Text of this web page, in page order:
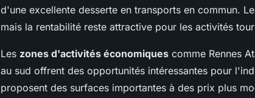
d'une excellente desserte en transports en commun.
mais la rentabilité reste attractive pour les activités
Les zones d'activités économiques comme Rennes
au sud offrent des opportunités intéressantes pour
proposent des surfaces importantes à des prix plus